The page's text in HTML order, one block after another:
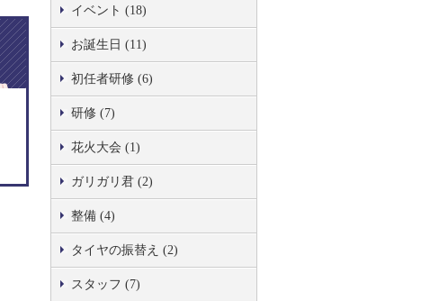
イベント (18)
お誕生日 (11)
初任者研修 (6)
研修 (7)
花火大会 (1)
ガリガリ君 (2)
整備 (4)
タイヤの振替え (2)
スタッフ (7)